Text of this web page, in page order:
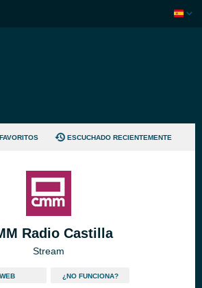
FAVORITOS ESCUCHADO RECIENTEMENTE
Radio Castilla
Stream
WEB ¿NO FUNCIONA?